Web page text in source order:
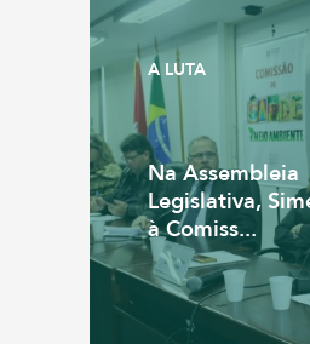
A LUTA
Na Assembleia
Legislativa,
à Comiss...